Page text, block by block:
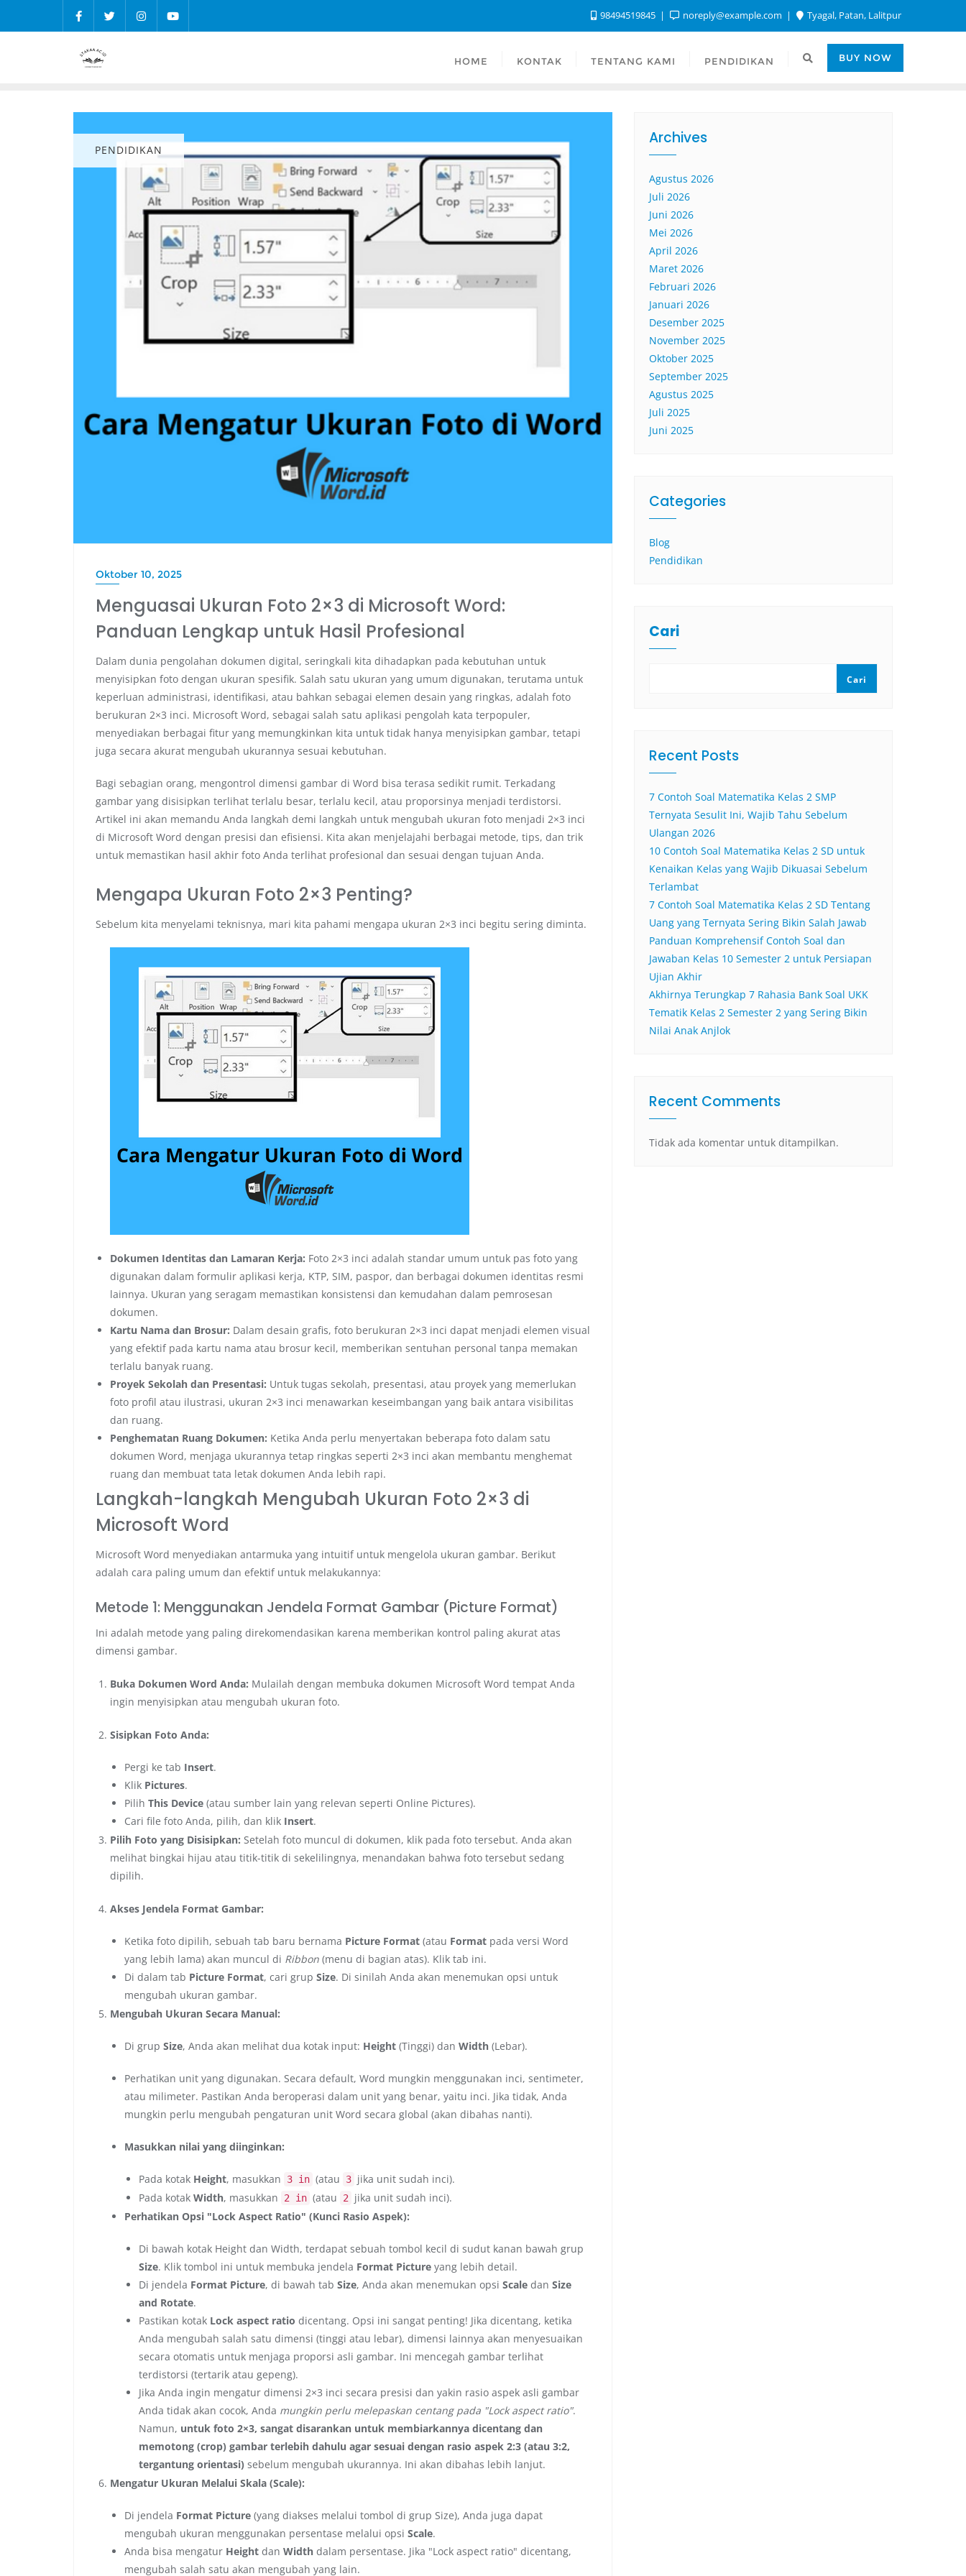
98494519845 noreply@example.com Tyagal, Patan, Lalitpur
HOME KONTAK TENTANG KAMI PENDIDIKAN BUY NOW
PENDIDIKAN
Oktober 10, 2025
Menguasai Ukuran Foto 2×3 di Microsoft Word:
Panduan Lengkap untuk Hasil Profesional
Dalam dunia pengolahan dokumen digital, seringkali kita dihadapkan pada kebutuhan untuk
menyisipkan foto dengan ukuran spesifik. Salah satu ukuran yang umum digunakan, terutama untuk
keperluan administrasi, identifikasi, atau bahkan sebagai elemen desain yang ringkas, adalah foto
berukuran 2×3 inci. Microsoft Word, sebagai salah satu aplikasi pengolah kata terpopuler,
menyediakan berbagai fitur yang memungkinkan kita untuk tidak hanya menyisipkan gambar, tetapi
juga secara akurat mengubah ukurannya sesuai kebutuhan.
Bagi sebagian orang, mengontrol dimensi gambar di Word bisa terasa sedikit rumit. Terkadang
gambar yang disisipkan terlihat terlalu besar, terlalu kecil, atau proporsinya menjadi terdistorsi.
Artikel ini akan memandu Anda langkah demi langkah untuk mengubah ukuran foto menjadi 2×3 inci
di Microsoft Word dengan presisi dan efisiensi. Kita akan menjelajahi berbagai metode, tips, dan trik
untuk memastikan hasil akhir foto Anda terlihat profesional dan sesuai dengan tujuan Anda.
Mengapa Ukuran Foto 2×3 Penting?
Sebelum kita menyelami teknisnya, mari kita pahami mengapa ukuran 2×3 inci begitu sering diminta.
Dokumen Identitas dan Lamaran Kerja: Foto 2×3 inci adalah standar umum untuk pas foto yang
digunakan dalam formulir aplikasi kerja, KTP, SIM, paspor, dan berbagai dokumen identitas resmi
lainnya. Ukuran yang seragam memastikan konsistensi dan kemudahan dalam pemrosesan
dokumen.
Kartu Nama dan Brosur: Dalam desain grafis, foto berukuran 2×3 inci dapat menjadi elemen visual
yang efektif pada kartu nama atau brosur kecil, memberikan sentuhan personal tanpa memakan
terlalu banyak ruang.
Proyek Sekolah dan Presentasi: Untuk tugas sekolah, presentasi, atau proyek yang memerlukan
foto profil atau ilustrasi, ukuran 2×3 inci menawarkan keseimbangan yang baik antara visibilitas
dan ruang.
Penghematan Ruang Dokumen: Ketika Anda perlu menyertakan beberapa foto dalam satu
dokumen Word, menjaga ukurannya tetap ringkas seperti 2×3 inci akan membantu menghemat
ruang dan membuat tata letak dokumen Anda lebih rapi.
Langkah-langkah Mengubah Ukuran Foto 2×3 di
Microsoft Word
Microsoft Word menyediakan antarmuka yang intuitif untuk mengelola ukuran gambar. Berikut
adalah cara paling umum dan efektif untuk melakukannya:
Metode 1: Menggunakan Jendela Format Gambar (Picture Format)
Ini adalah metode yang paling direkomendasikan karena memberikan kontrol paling akurat atas
dimensi gambar.
Buka Dokumen Word Anda: Mulailah dengan membuka dokumen Microsoft Word tempat Anda
ingin menyisipkan atau mengubah ukuran foto.
Sisipkan Foto Anda:
Pergi ke tab Insert.
Klik Pictures.
Pilih This Device (atau sumber lain yang relevan seperti Online Pictures).
Cari file foto Anda, pilih, dan klik Insert.
Pilih Foto yang Disisipkan: Setelah foto muncul di dokumen, klik pada foto tersebut. Anda akan
melihat bingkai hijau atau titik-titik di sekelilingnya, menandakan bahwa foto tersebut sedang
dipilih.
Akses Jendela Format Gambar:
Ketika foto dipilih, sebuah tab baru bernama Picture Format (atau Format pada versi Word
yang lebih lama) akan muncul di Ribbon (menu di bagian atas). Klik tab ini.
Di dalam tab Picture Format, cari grup Size. Di sinilah Anda akan menemukan opsi untuk
mengubah ukuran gambar.
Mengubah Ukuran Secara Manual:
Di grup Size, Anda akan melihat dua kotak input: Height (Tinggi) dan Width (Lebar).
Perhatikan unit yang digunakan. Secara default, Word mungkin menggunakan inci, sentimeter,
atau milimeter. Pastikan Anda beroperasi dalam unit yang benar, yaitu inci. Jika tidak, Anda
mungkin perlu mengubah pengaturan unit Word secara global (akan dibahas nanti).
Masukkan nilai yang diinginkan:
Pada kotak Height, masukkan 3 in (atau 3 jika unit sudah inci).
Pada kotak Width, masukkan 2 in (atau 2
jika unit sudah inci).
Perhatikan Opsi "Lock Aspect Ratio" (Kunci Rasio Aspek):
Di bawah kotak Height dan Width, terdapat sebuah tombol kecil di sudut kanan bawah grup
Size. Klik tombol ini untuk membuka jendela Format Picture yang lebih detail.
Di jendela Format Picture, di bawah tab Size, Anda akan menemukan opsi Scale dan Size
and Rotate.
Pastikan kotak Lock aspect ratio dicentang. Opsi ini sangat penting! Jika dicentang, ketika
Anda mengubah salah satu dimensi (tinggi atau lebar), dimensi lainnya akan menyesuaikan
secara otomatis untuk menjaga proporsi asli gambar. Ini mencegah gambar terlihat
terdistorsi (tertarik atau gepeng).
Jika Anda ingin mengatur dimensi 2×3 inci secara presisi dan yakin rasio aspek asli gambar
Anda tidak akan cocok, Anda mungkin perlu melepaskan centang pada "Lock aspect ratio".
Namun, untuk foto 2×3, sangat disarankan untuk membiarkannya dicentang dan
memotong (crop) gambar terlebih dahulu agar sesuai dengan rasio aspek 2:3 (atau 3:2,
tergantung orientasi) sebelum mengubah ukurannya. Ini akan dibahas lebih lanjut.
Mengatur Ukuran Melalui Skala (Scale):
Di jendela Format Picture (yang diakses melalui tombol di grup Size), Anda juga dapat
mengubah ukuran menggunakan persentase melalui opsi Scale.
Anda bisa mengatur Height dan Width dalam persentase. Jika "Lock aspect ratio" dicentang,
mengubah salah satu akan mengubah yang lain.
Archives
Agustus 2026
Juli 2026
Juni 2026
Mei 2026
April 2026
Maret 2026
Februari 2026
Januari 2026
Desember 2025
November 2025
Oktober 2025
September 2025
Agustus 2025
Juli 2025
Juni 2025
Categories
Blog
Pendidikan
Cari
Cari
Recent Posts
7 Contoh Soal Matematika Kelas 2 SMP
Ternyata Sesulit Ini, Wajib Tahu Sebelum
Ulangan 2026
10 Contoh Soal Matematika Kelas 2 SD untuk
Kenaikan Kelas yang Wajib Dikuasai Sebelum
Terlambat
7 Contoh Soal Matematika Kelas 2 SD Tentang
Uang yang Ternyata Sering Bikin Salah Jawab
Panduan Komprehensif Contoh Soal dan
Jawaban Kelas 10 Semester 2 untuk Persiapan
Ujian Akhir
Akhirnya Terungkap 7 Rahasia Bank Soal UKK
Tematik Kelas 2 Semester 2 yang Sering Bikin
Nilai Anak Anjlok
Recent Comments
Tidak ada komentar untuk ditampilkan.